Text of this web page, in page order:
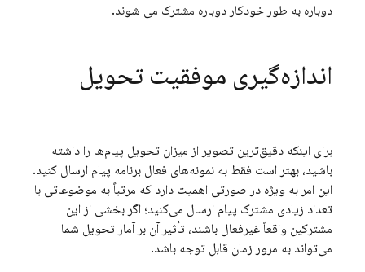
دوباره به طور خودکار دوباره مشترک می شوند.
اندازه‌گیری موفقیت تحویل
برای اینکه دقیق‌ترین تصویر از میزان تحویل پیام‌ها را داشته
باشید، بهتر است فقط به نمونه‌های فعال برنامه پیام ارسال کنید.
این امر به ویژه در صورتی اهمیت دارد که مرتباً به موضوعاتی با
تعداد زیادی مشترک پیام ارسال می‌کنید؛ اگر بخشی از این
مشترکین واقعاً غیرفعال باشند، تأثیر آن بر آمار تحویل شما
می‌تواند به مرور زمان قابل توجه باشد.